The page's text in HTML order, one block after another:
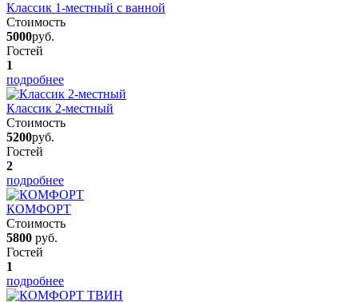
Классик 1-местный с ванной
Стоимость
5000руб.
Гостей
1
подробнее
Классик 2-местный
Стоимость
5200руб.
Гостей
2
подробнее
КОМФОРТ
Стоимость
5800 руб.
Гостей
1
подробнее